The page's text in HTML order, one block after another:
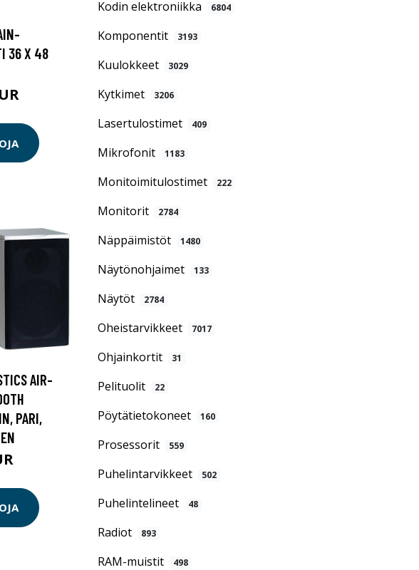
Kodin elektroniikka 6804
Komponentit 3193
Kuulokkeet 3029
Kytkimet 3206
Lasertulostimet 409
Mikrofonit 1183
Monitoimitulostimet 222
Monitorit 2784
Näppäimistöt 1480
Näytönohjaimet 133
Näytöt 2784
Oheistarvikkeet 7017
Ohjainkortit 31
Pelituolit 22
Pöytätietokoneet 160
Prosessorit 559
Puhelintarvikkeet 502
Puhelintelineet 48
Radiot 893
RAM-muistit 498
36 X 48
AIR-
PARI,